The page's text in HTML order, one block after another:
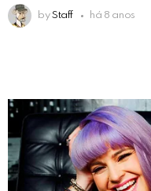
by Staff há 8 anos